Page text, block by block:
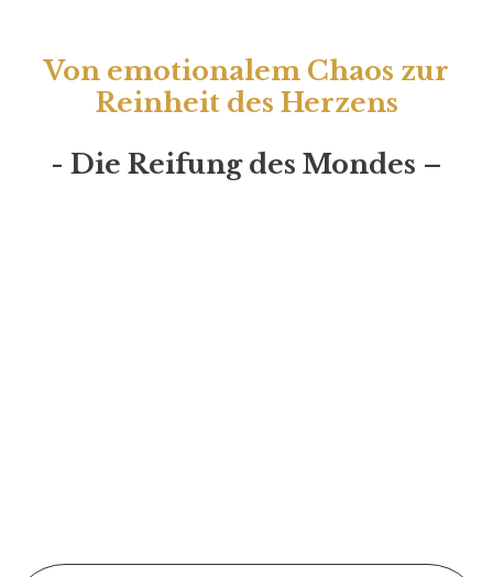
Von emotionalem Chaos zur
Reinheit des Herzens
- Die Reifung des Mondes –